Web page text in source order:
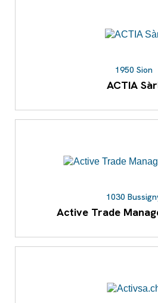
1950 Sion
ACTIA
1030
Active Trade